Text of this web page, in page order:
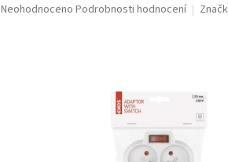
Průměrné
Neohodnoceno Podrobnosti hodnocení